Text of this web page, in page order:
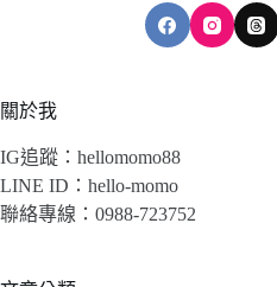
關於我
IG追蹤：hellomomo88
LINE ID：hello-momo
聯絡專線：0988-723752